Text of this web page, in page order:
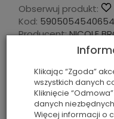
Obserwuj produkt:
Kod: 5905054540654
Producent:NICOLE
BARVA
ČERNÝ
Klikając “Zgoda”
wszystkich danych
Kliknięcie
danych
Więcej informacji o